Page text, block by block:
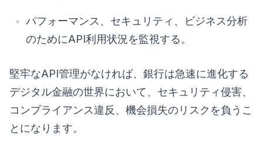
パフォーマンス、セキュリティ、ビジネス分析
のためにAPI利用状況を監視する。
堅牢なAPI管理がなければ、銀行は急速に進化する
デジタル金融の世界において、セキュリティ侵害、
コンプライアンス違反、機会損失のリスクを負うこ
とになります。